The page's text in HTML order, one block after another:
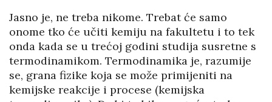
Jasno je, ne treba nikome. Trebat će samo
onome tko će učiti kemiju na fakultetu i to tek
onda kada se u trećoj godini studija susretne s
termodinamikom. Termodinamika je, razumije
se, grana fizike koja se može primijeniti na
kemijske reakcije i procese (kemijska